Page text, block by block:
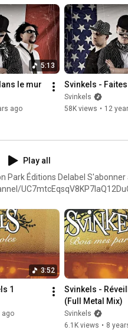
5:13
le mur
ago
Svinkels -
Svinkels
58K views • 12
Play all
S'abonner à la chaîne
3:52
1
ago
Svinkels -
(Full Metal Mix)
Svinkels
6.1K views • 8